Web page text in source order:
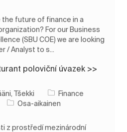
future of finance in a
For our Business
(SBU COE) we are looking
/ Analyst to s...
poloviční úvazek >>
Tšekki
Finance
Työn tyyppi
Osa-aikainen
z prostředí mezinárodní